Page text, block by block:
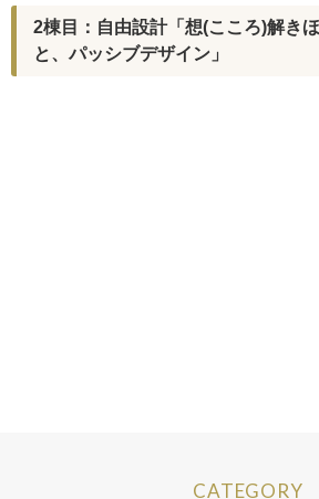
2棟目：自由設計「想(こころ)解き
と、パッシブデザイン」
CATEGORY